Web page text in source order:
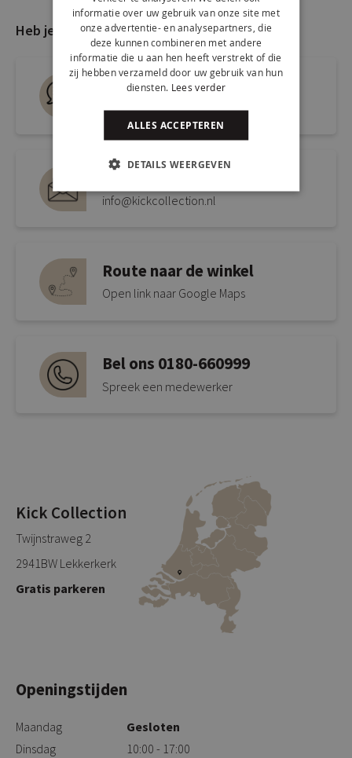
Heb je nog vragen?
Live chat
Snel antwoord op je vraag
Mail ons via
info@kickcollection.nl
Route naar de winkel
Open link naar Google Maps
Bel ons 0180-660999
Spreek een medewerker
Kick Collection
Twijnstraweg 2
2941BW Lekkerkerk
Gratis parkeren
Openingstijden
Maandag
Gesloten
Dinsdag
10:00 - 17:00
informatie over uw gebruik van onze site met
onze advertentie- en analysepartners, die
deze kunnen combineren met andere
informatie die u aan hen heeft verstrekt of die
zij hebben verzameld door uw gebruik van hun
diensten. Lees verder
ALLES ACCEPTEREN
DETAILS WEERGEVEN